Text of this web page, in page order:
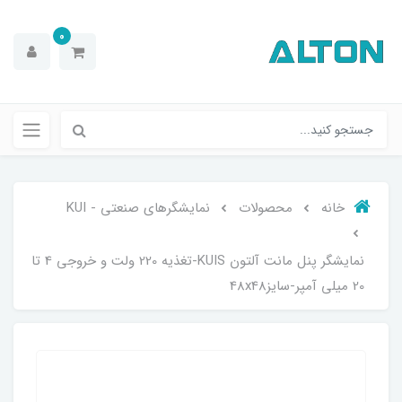
0
خانه محصولات نمایشگرهای صنعتی - KUI
نمایشگر پنل مانت آلتون KUIS-تغذیه 220 ولت و خروجی 4 تا
20 میلی آمپر-سایز48x48